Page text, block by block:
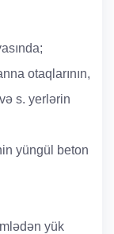
otaqlarının,
s. yerlərin
yüngül beton
yük